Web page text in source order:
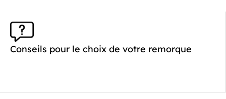
Conseils pour le choix de votre remorque